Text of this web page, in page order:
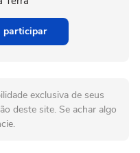
participar
exclusiva de seus
deste site. Se achar algo